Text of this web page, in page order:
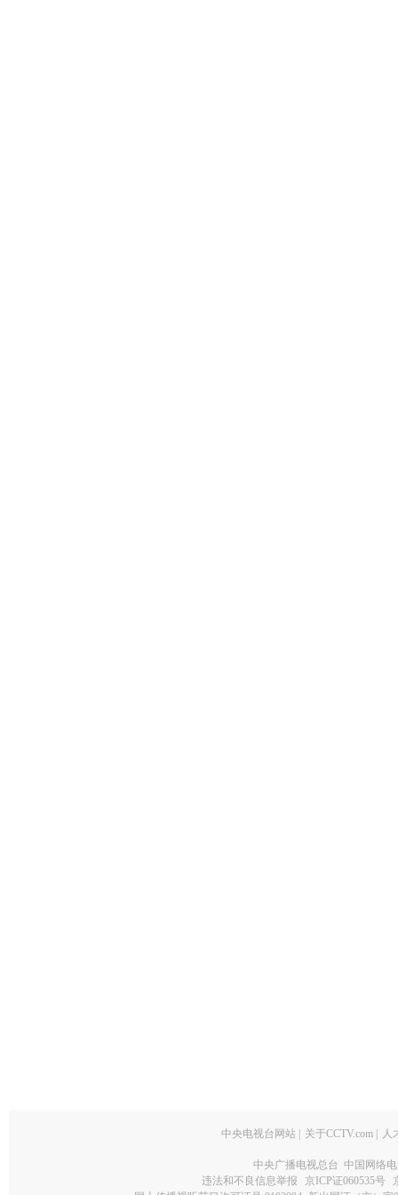
中央电视台网站 关于CCTV.com 人
中央广播电视总台 中国网络
违法和不良信息举报
京ICP证060535号